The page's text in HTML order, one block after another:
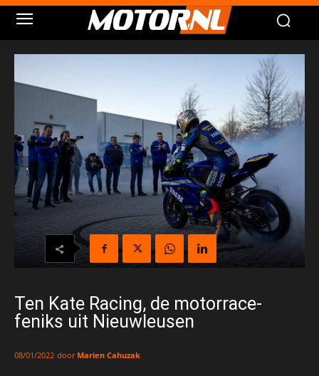
Ten Kate Racing, de motorrace-
feniks uit Nieuwleusen
08/01/2022 door Marien Cahuzak